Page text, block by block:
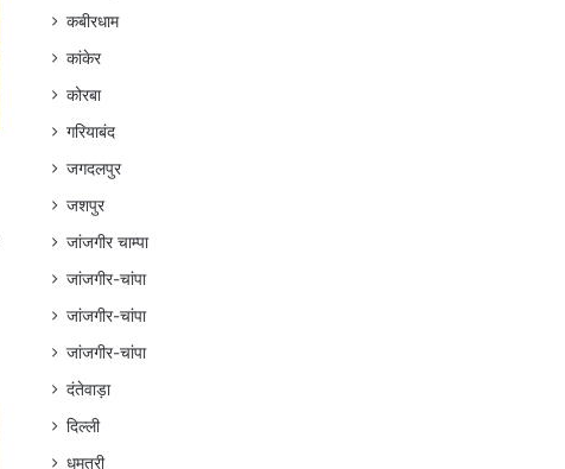
कबीरधाम
कांकेर
कोरबा
गरियाबंद
जगदलपुर
जशपुर
जांजगीर चाम्पा
जांजगीर-चांपा
जांजगीर-चांपा
जांजगीर-चांपा
दंतेवाड़ा
दिल्ली
धमतरी